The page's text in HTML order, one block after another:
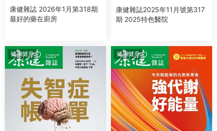
康健雜誌 2026年1月第318期
最好的藥在廚房
康健雜誌2025年11月號第317
期 2025特色醫院
健康健身 健康健身